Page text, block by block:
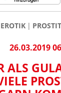
EROTIK
26.03.2019
ALS